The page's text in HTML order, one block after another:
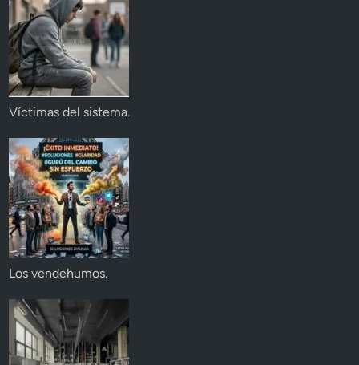
Víctimas del sistema.
Los vendehumos.